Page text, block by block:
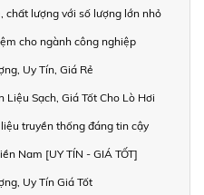
chất lượng với số lượng lớn nhỏ
cho ngành công nghiệp
Uy Tín, Giá Rẻ
Liệu Sạch, Giá Tốt Cho Lò Hơi
truyền thống đáng tin cậy
Nam [UY TÍN - GIÁ TỐT]
Uy Tín Giá Tốt